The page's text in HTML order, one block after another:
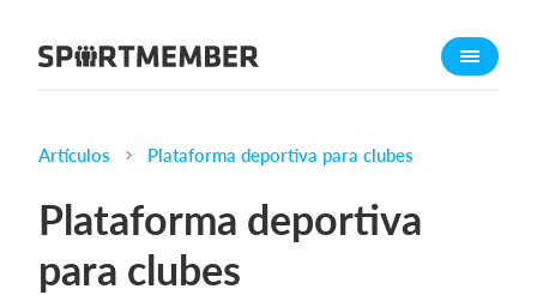
Acerca de SportMember
Funciones
Calendario
Artículos Plataforma deportiva para clubes
Plataforma deportiva
para clubes